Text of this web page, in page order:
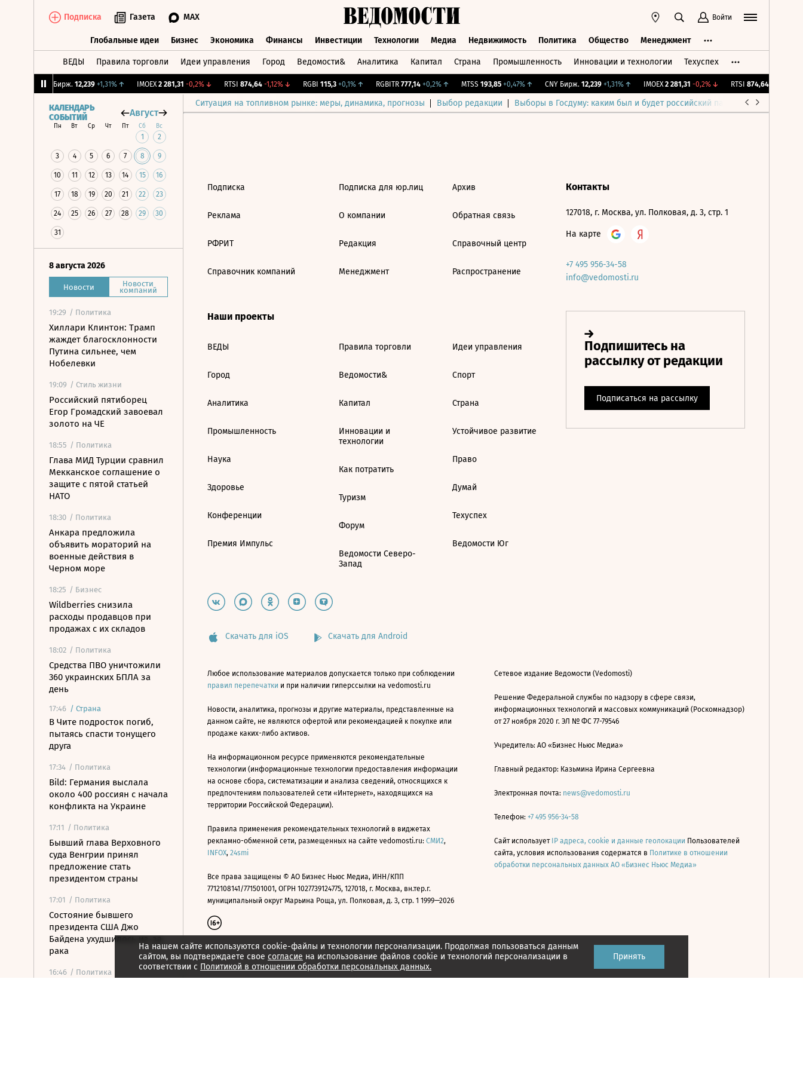
Подписка Газета MAX Войти
Глобальные идеи Бизнес Экономика Финансы Инвестиции Технологии Медиа Недвижимость Политика Общество Менеджмент
ВЕДЫ Правила торговли Идеи управления Город Ведомости& Аналитика Капитал Страна Промышленность Инновации и технологии Техуспех
CNY Бирж. 12,239 +1,31%↑ IMOEX 2 281,31 -0,2%↓ RTSI 874,64 -1,12%↓ RGBI 115,3 +0,1%↑ RGBITR 777,14 +0,2%↑ MTSS 193,85 +0,47%↑ CNY Бирж. 12,239 +1,31%↑ IMOEX 2 281,31 -0,2%↓ RTSI 874,64 -1,12%
Ситуация на топливном рынке: меры, динамика, прогнозы Выбор редакции Выборы в Госдуму: каким был и будет российский парламент
КАЛЕНДАРЬ
СОБЫТИЙ
Август
Пн Вт Ср Чт Пт Сб Вс
1 2
3 4 5 6 7 8 9
10 11 12 13 14 15 16
17 18 19 20 21 22 23
24 25 26 27 28 29 30
31
8 августа 2026
Новости Новости
компаний
19:29 / Политика
Хиллари Клинтон: Трамп
жаждет благосклонности
Путина сильнее, чем
Нобелевки
19:09 / Стиль жизни
Российский пятиборец
Егор Громадский завоевал
золото на ЧЕ
18:55 / Политика
Глава МИД Турции сравнил
Мекканское соглашение о
защите с пятой статьей
НАТО
18:30 / Политика
Анкара предложила
объявить мораторий на
военные действия в
Черном море
18:25 / Бизнес
Wildberries снизила
расходы продавцов при
продажах с их складов
18:02 / Политика
Средства ПВО уничтожили
360 украинских БПЛА за
день
17:46 / Страна
В Чите подросток погиб,
пытаясь спасти тонущего
друга
17:34 / Политика
Bild: Германия выслала
около 400 россиян с начала
конфликта на Украине
17:11 / Политика
Бывший глава Верховного
суда Венгрии принял
предложение стать
президентом страны
17:01 / Политика
Состояние бывшего
президента США Джо
Байдена ухудшилось из-за
рака
16:46 / Политика
На нашем сайте используются cookie-файлы и технологии персонализации. Продолжая пользоваться данным
сайтом, вы подтверждаете свое согласие на использование файлов cookie и технологий персонализации в
соответствии с Политикой в отношении обработки персональных данных.
Принять
Подписка
Реклама
РФРИТ
Справочник компаний
Подписка для юр.лиц
О компании
Редакция
Менеджмент
Архив
Обратная связь
Справочный центр
Распространение
Наши проекты
ВЕДЫ
Город
Аналитика
Промышленность
Наука
Здоровье
Конференции
Премия Импульс
Правила торговли
Ведомости&
Капитал
Инновации и
технологии
Как потратить
Туризм
Форум
Ведомости Северо-
Запад
Идеи управления
Спорт
Страна
Устойчивое развитие
Право
Думай
Техуспех
Ведомости Юг
Контакты
127018, г. Москва, ул. Полковая, д. 3, стр. 1
На карте
+7 495 956-34-58
info@vedomosti.ru
Скачать для iOS Скачать для Android
Любое использование материалов допускается только при соблюдении
правил перепечатки и при наличии гиперссылки на vedomosti.ru
Новости, аналитика, прогнозы и другие материалы, представленные на
данном сайте, не являются офертой или рекомендацией к покупке или
продаже каких-либо активов.
На информационном ресурсе применяются рекомендательные
технологии (информационные технологии предоставления информации
на основе сбора, систематизации и анализа сведений, относящихся к
предпочтениям пользователей сети «Интернет», находящихся на
территории Российской Федерации).
Правила применения рекомендательных технологий в виджетах
рекламно-обменной сети, размещенных на сайте vedomosti.ru: СМИ2,
INFOX, 24smi
Все права защищены © АО Бизнес Ньюс Медиа, ИНН/КПП
7712108141/771501001, ОГРН 1027739124775, 127018, г. Москва, вн.тер.г.
муниципальный округ Марьина Роща, ул. Полковая, д. 3, стр. 1 1999—2026
Сетевое издание Ведомости (Vedomosti)
Решение Федеральной службы по надзору в сфере связи,
информационных технологий и массовых коммуникаций (Роскомнадзор)
от 27 ноября 2020 г. ЭЛ № ФС 77-79546
Учредитель: АО «Бизнес Ньюс Медиа»
Главный редактор: Казьмина Ирина Сергеевна
Электронная почта: news@vedomosti.ru
Телефон: +7 495 956-34-58
Сайт использует IP адреса, cookie и данные геолокации Пользователей
сайта, условия использования содержатся в Политике в отношении
обработки персональных данных АО «Бизнес Ньюс Медиа»